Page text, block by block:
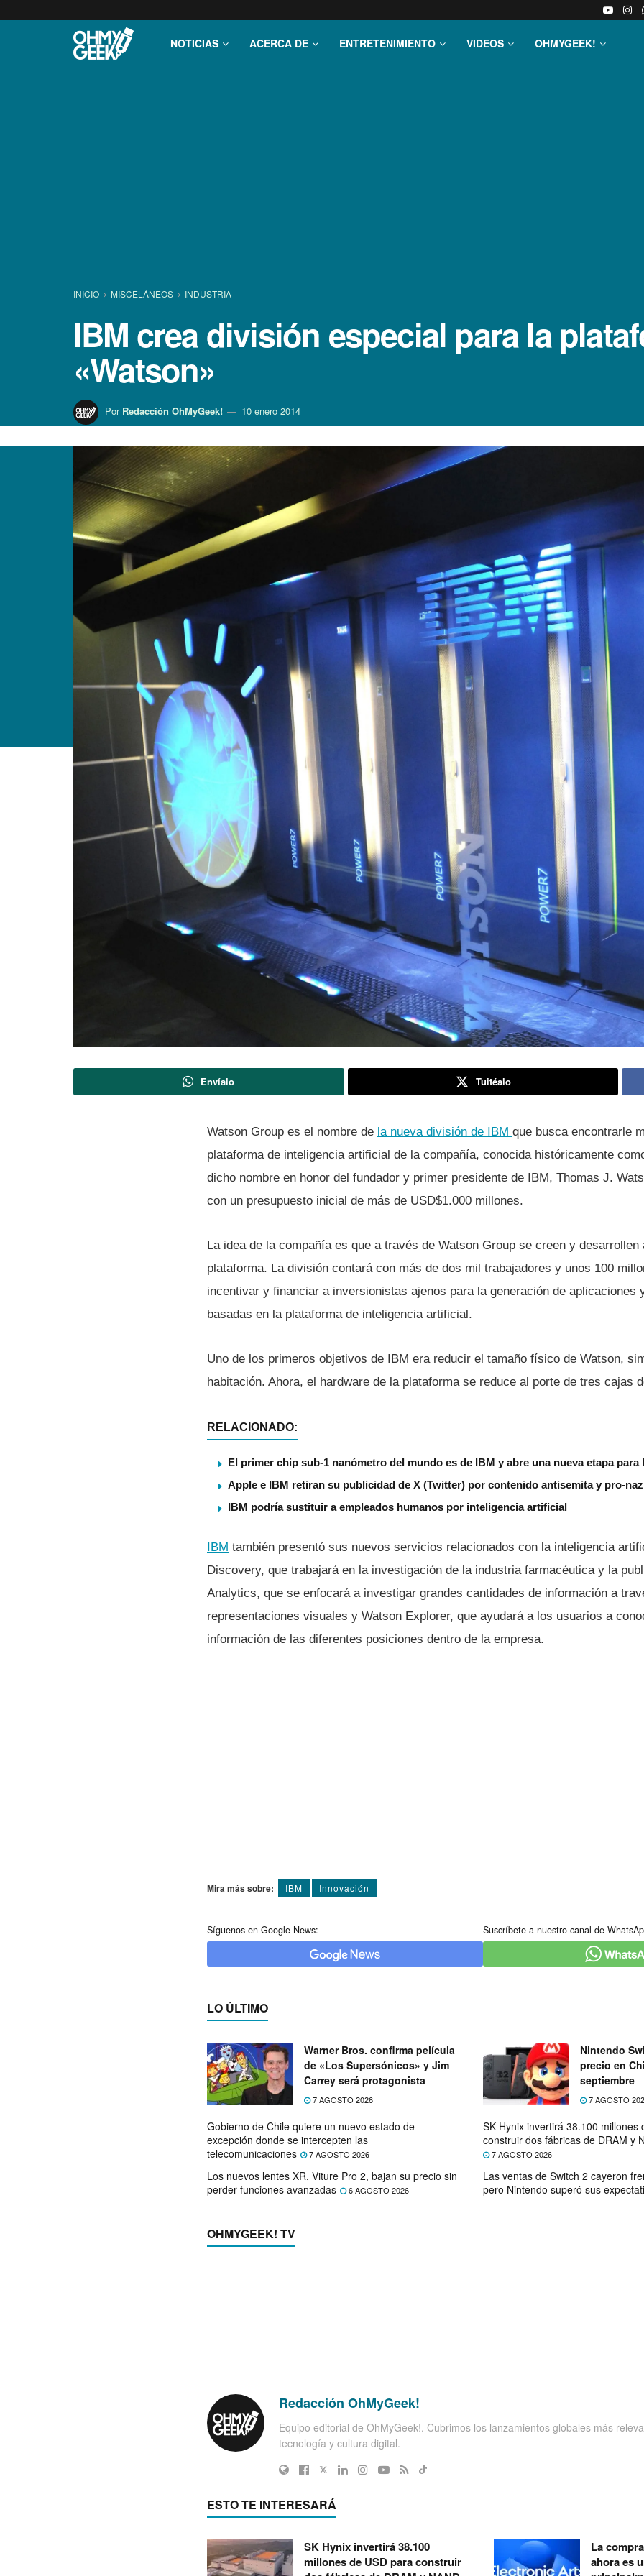
NOTICIAS ACERCA DE ENTRETENIMIENTO VIDEOS OHMYGEEK!
INICIO MISCELÁNEOS INDUSTRIA
IBM crea división especial para la
«Watson»
Por Redacción OhMyGeek! 10 enero 2014
Envíalo Tuitéalo
Watson Group es el nombre de la nueva división de IBM que busca encontrarle
plataforma de inteligencia artificial de la compañí­a, conocida históricamente
dicho nombre en honor del fundador y primer presidente de IBM, Thomas J.
con un presupuesto inicial de más de USD$1.000 millones.
La idea de la compañía es que a través de Watson Group se creen y
plataforma. La división contará con más de dos mil trabajadores y unos 100
incentivar y financiar a inversionistas ajenos para la generación de aplicaciones
basadas en la plataforma de inteligencia artificial.
Uno de los primeros objetivos de IBM era reducir el tamaño fí­sico de Watson,
habitación. Ahora, el hardware de la plataforma se reduce al porte de tres cajas
RELACIONADO:
El primer chip sub-1 nanómetro del mundo es de IBM y abre una nueva etapa
Apple e IBM retiran su publicidad de X (Twitter) por contenido antisemita y pro-
IBM podría sustituir a empleados humanos por inteligencia artificial
IBM también presentó sus nuevos servicios relacionados con la inteligencia
Discovery, que trabajará en la investigación de la industria farmacéutica y la
Analytics, que se enfocará a investigar grandes cantidades de información a
representaciones visuales y Watson Explorer, que ayudará a los usuarios a
información de las diferentes posiciones dentro de la empresa.
Mira más sobre: IBM Innovación
Síguenos en Google News: Suscríbete a nuestro canal de
LO ÚLTIMO
Warner Bros. confirma película
de «Los Supersónicos» y Jim
Carrey será protagonista
7 AGOSTO 2026
Nintendo
precio en
septiembre
7 AGOSTO
Gobierno de Chile quiere un nuevo estado de
excepción donde se intercepten las
telecomunicaciones
7 AGOSTO 2026
SK Hynix invertirá 38.100 millones
construir dos fábricas de DRAM y
7 AGOSTO 2026
Los nuevos lentes XR, Viture Pro 2, bajan su precio sin
perder funciones avanzadas
6 AGOSTO 2026
Las ventas de Switch 2 cayeron
pero Nintendo superó sus
OHMYGEEK! TV
Redacción OhMyGeek!
Equipo editorial de OhMyGeek!. Cubrimos los lanzamientos globales más
tecnología y cultura digital.
ESTO TE INTERESARÁ
SK Hynix invertirá 38.100
millones de USD para construir
La
ahora es